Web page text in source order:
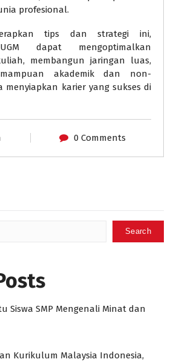
profesional.
tips dan strategi ini,
dapat mengoptimalkan
membangun jaringan luas,
akademik dan non-
menyiapkan karier yang sukses di
0 Comments
Search
Siswa SMP Mengenali Minat dan
Kurikulum Malaysia Indonesia,